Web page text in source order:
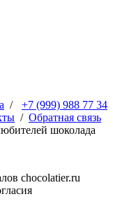
+7 (999) 988 77 34
/
/ Обратная связь
шоколада
chocolatier.ru